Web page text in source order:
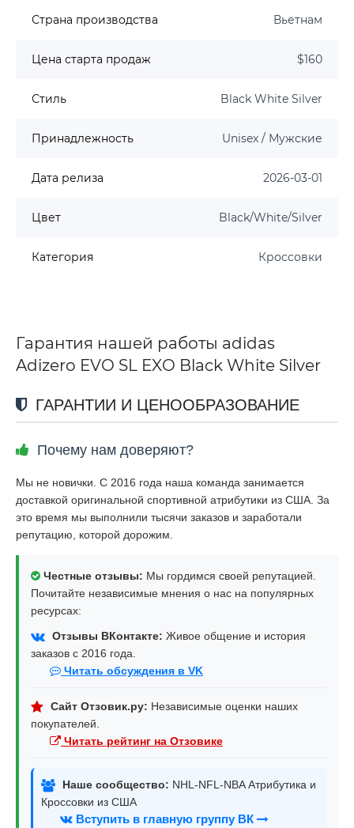
Страна производства Вьетнам
Цена старта продаж $160
Стиль Black White Silver
Принадлежность Unisex / Мужские
Дата релиза 2026-03-01
Цвет Black/White/Silver
Категория Кроссовки
Гарантия нашей работы adidas
Adizero EVO SL EXO Black White Silver
ГАРАНТИИ И ЦЕНООБРАЗОВАНИЕ
Почему нам доверяют?
Мы не новички. С 2016 года наша команда занимается
доставкой оригинальной спортивной атрибутики из США. За
это время мы выполнили тысячи заказов и заработали
репутацию, которой дорожим.
Честные отзывы: Мы гордимся своей репутацией.
Почитайте независимые мнения о нас на популярных
ресурсах:
Отзывы ВКонтакте: Живое общение и история
заказов с 2016 года.
Читать обсуждения в VK
Сайт Отзовик.ру: Независимые оценки наших
покупателей.
Читать рейтинг на Отзовике
Наше сообщество: NHL-NFL-NBA Атрибутика и
Кроссовки из США
Вступить в главную группу ВК